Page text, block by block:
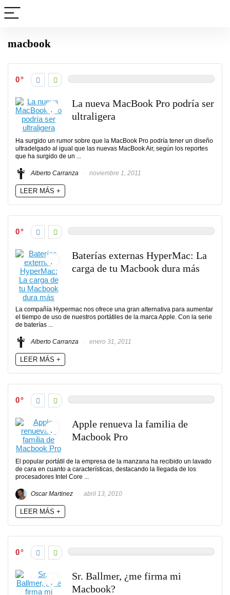
macbook
0
La nueva MacBook Pro podría ser
ultraligera
Ha surgido un rumor sobre que la MacBook Pro podría tener un diseño
ultradelgado al igual que las nuevas MacBook Air, según los reportes
que ha surgido de un ...
Alberto Carranza noviembre 1, 2011
LEER MÁS +
0
Baterías externas HyperMac: La
carga de tu Macbook dura más
La compañía Hypermac nos ofrece una gran alternativa para aumentar
el tiempo de uso de nuestros portátiles de la marca Apple. Con la serie
de baterías ...
Alberto Carranza enero 31, 2011
LEER MÁS +
0
Apple renueva la familia de
Macbook Pro
El popular portátil de la empresa de la manzana ha recibido un lavado
de cara en cuanto a características, destacando la llegada de los
procesadores Intel Core ...
Oscar Martinez abril 13, 2010
LEER MÁS +
0
Sr. Ballmer, ¿me firma mi
Macbook?